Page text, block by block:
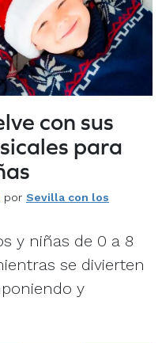
con sus
para
por Sevilla con los
y niñas de 0 a 8
se divierten
y